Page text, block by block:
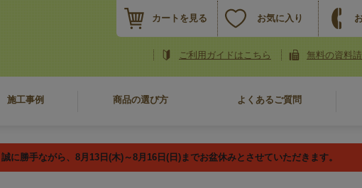
カートを見る お気に入り
ご利用ガイドはこちら 無料の資料
施工事例 商品の選び方 よくあるご質問
誠に勝手ながら、8月13日(木)～8月16日(日)までお盆休みとさせていただきます。